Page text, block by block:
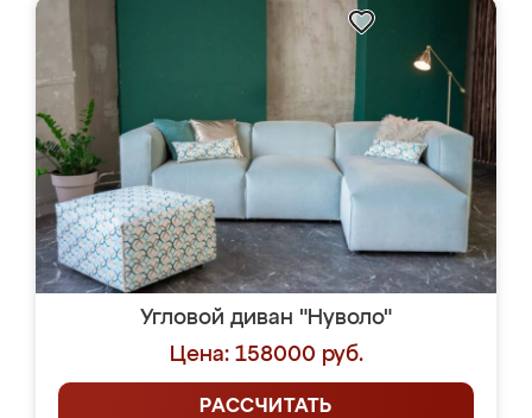
Угловой диван "Нуволо"
Цена: 158000 руб.
РАССЧИТАТЬ